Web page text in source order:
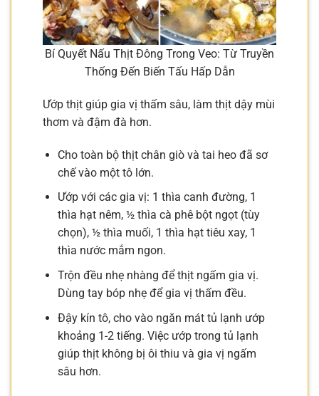
Bí Quyết Nấu Thịt Đông Trong Veo: Từ Truyền
Thống Đến Biến Tấu Hấp Dẫn
Ướp thịt giúp gia vị thấm sâu, làm thịt dậy mùi
thơm và đậm đà hơn.
Cho toàn bộ thịt chân giò và tai heo đã sơ
chế vào một tô lớn.
Ướp với các gia vị: 1 thìa canh đường, 1
thìa hạt nêm, ½ thìa cà phê bột ngọt (tùy
chọn), ½ thìa muối, 1 thìa hạt tiêu xay, 1
thìa nước mắm ngon.
Trộn đều nhẹ nhàng để thịt ngấm gia vị.
Dùng tay bóp nhẹ để gia vị thấm đều.
Đậy kín tô, cho vào ngăn mát tủ lạnh ướp
khoảng 1-2 tiếng. Việc ướp trong tủ lạnh
giúp thịt không bị ôi thiu và gia vị ngấm
sâu hơn.